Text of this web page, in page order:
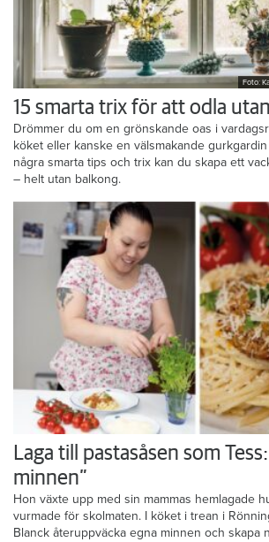
Foto:
15 smarta trix för att odla
Drömmer du om en grönskande oas i
köket eller kanske en välsmakande
några smarta tips och trix kan du skapa ett
– helt utan balkong.
Laga till pastasåsen som
minnen”
Hon växte upp med sin mammas hemlagade
vurmade för skolmaten. I köket i trean i
Blanck återuppväcka egna minnen och skapa